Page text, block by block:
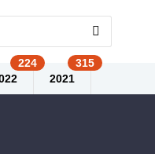
2021